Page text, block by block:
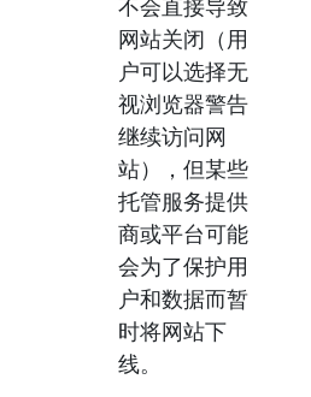
不会直接导致
网站关闭（用
户可以选择无
视浏览器警告
继续访问网
站），但某些
托管服务提供
商或平台可能
会为了保护用
户和数据而暂
时将网站下
线。